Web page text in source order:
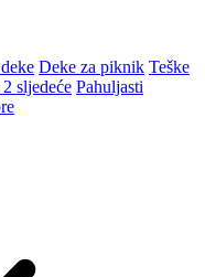
Deke za piknik Teške
sljedeće Pahuljasti